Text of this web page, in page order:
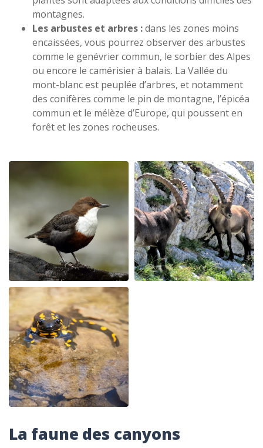
montagnes.
Les arbustes et arbres :dans les zones moins
encaissées, vous pourrez observer des arbustes
comme le genévrier commun, le sorbier des Alpes
ou encore le camérisier à balais. La Vallée du
mont-blanc est peuplée d’arbres, et notamment
des conifères comme le pin de montagne, l’épicéa
commun et le mélèze d’Europe, qui poussent en
forêt et les zones rocheuses.
La faune des canyons